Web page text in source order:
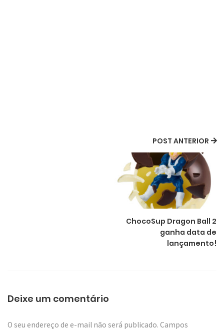
POST ANTERIOR
ChocoSup Dragon Ball 2
ganha data de
lançamento!
Deixe um comentário
O seu endereço de e-mail não será publicado. Campos